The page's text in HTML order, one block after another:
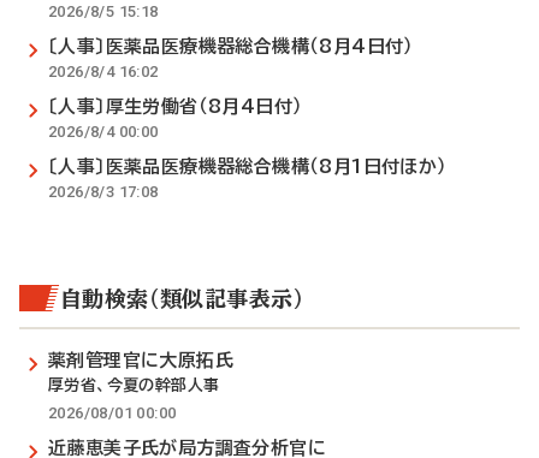
2026/8/5 15:18
〔人事〕医薬品医療機器総合機構（8月4日付）
2026/8/4 16:02
〔人事〕厚生労働省（8月4日付）
2026/8/4 00:00
〔人事〕医薬品医療機器総合機構（8月1日付ほか）
2026/8/3 17:08
自動検索（類似記事表示）
薬剤管理官に大原拓氏
厚労省、今夏の幹部人事
2026/08/01 00:00
近藤恵美子氏が局方調査分析官に